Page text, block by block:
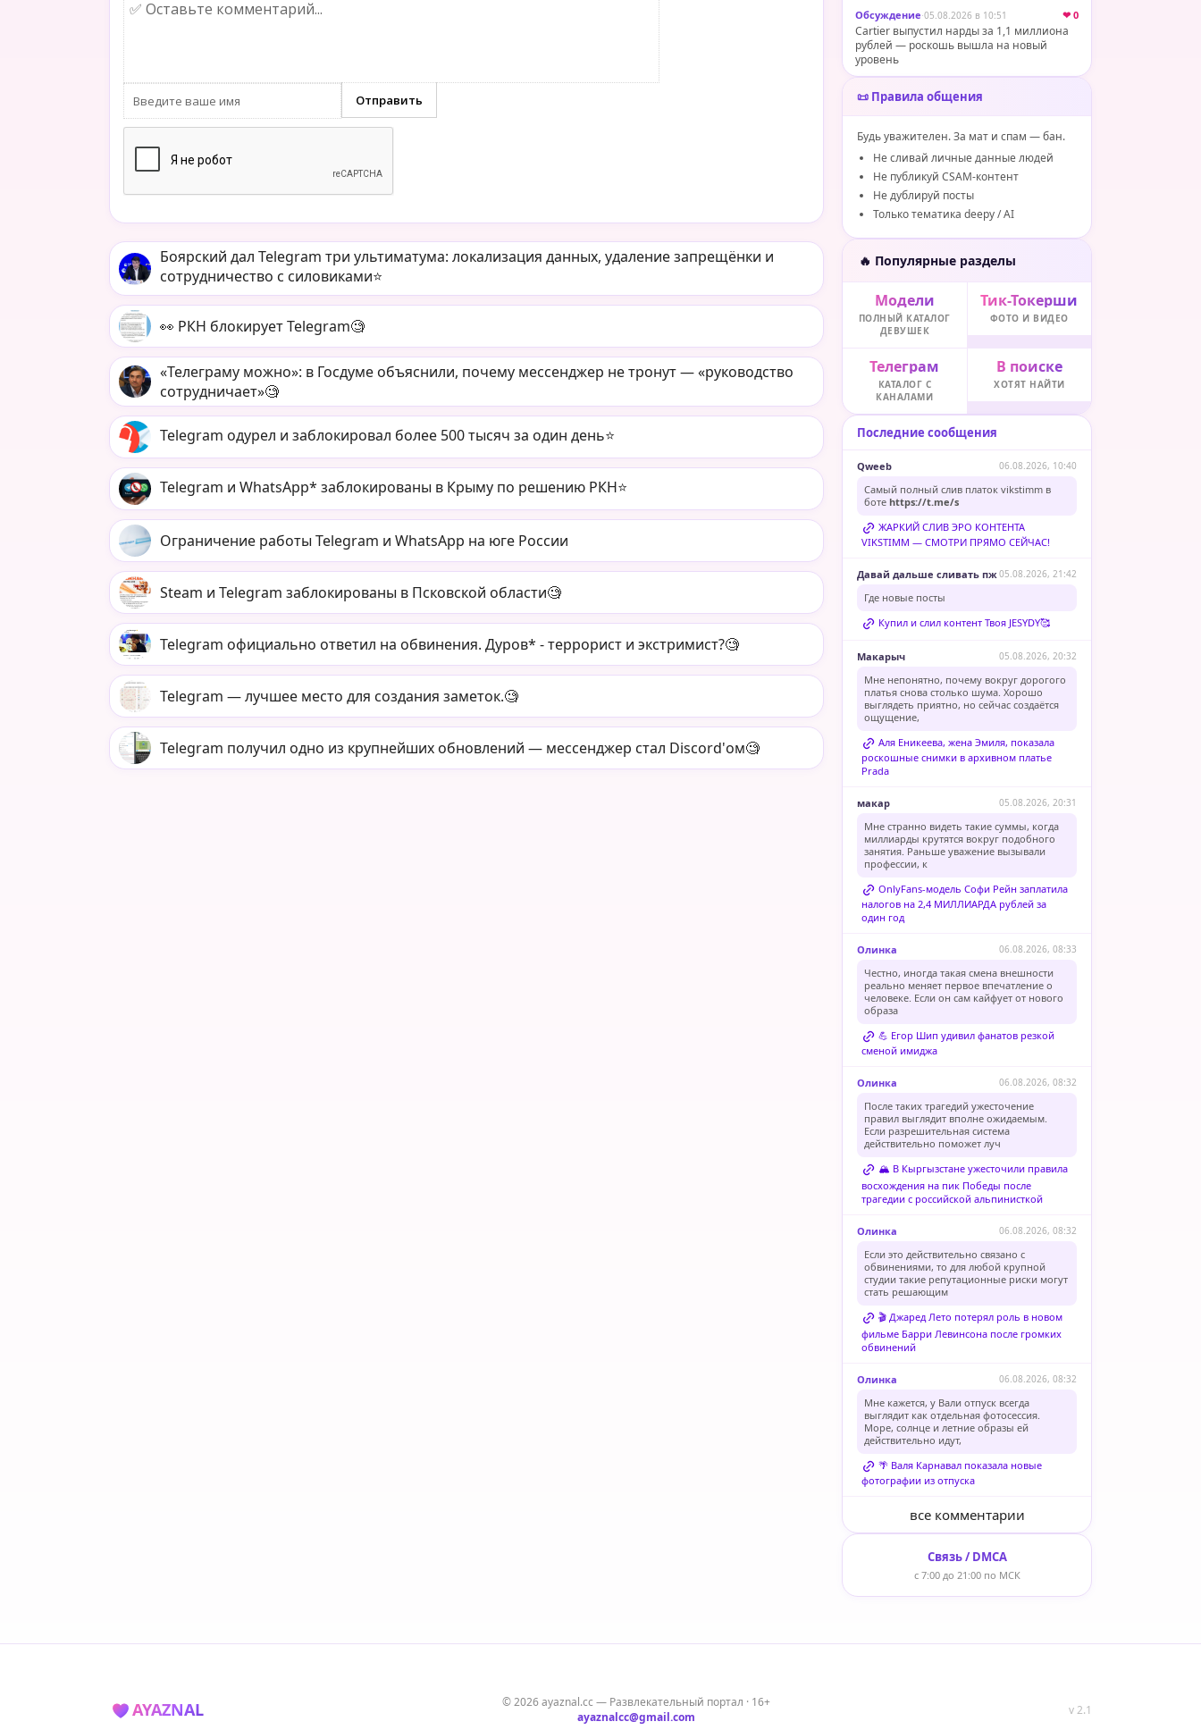
Боярский дал Telegram три ультиматума: локализация данных, удаление запрещёнки и
сотрудничество с силовиками⭐️
👀 РКН блокирует Telegram🧐
«Телеграму можно»: в Госдуме объяснили, почему мессенджер не тронут — «руководство
сотрудничает»🧐
Telegram одурел и заблокировал более 500 тысяч за один день⭐️
Telegram и WhatsApp* заблокированы в Крыму по решению РКН⭐️
Ограничение работы Telegram и WhatsApp на юге России
Steam и Telegram заблокированы в Псковской области🧐
Telegram официально ответил на обвинения. Дуров* - террорист и экстримист?🧐
Telegram — лучшее место для создания заметок.🧐
Telegram получил одно из крупнейших обновлений — мессенджер стал Discord'ом🧐
Обсуждение·05.08.2026 в 10:51 ❤ 0
Cartier выпустил нарды за 1,1 миллиона
рублей — роскошь вышла на новый
уровень
📜 Правила общения
Будь уважителен. За мат и спам — бан.
Не сливай личные данные людей
Не публикуй CSAM-контент
Не дублируй посты
Только тематика deepy / AI
🔥 Популярные разделы
Модели
ПОЛНЫЙ КАТАЛОГ
ДЕВУШЕК
Тик-Токерши
ФОТО И ВИДЕО
Телеграм
КАТАЛОГ С
КАНАЛАМИ
В поиске
ХОТЯТ НАЙТИ
Последние сообщения
Qweeb 06.08.2026, 10:40
Самый полный слив платок vikstimm в
боте https://t.me/s
ЖАРКИЙ СЛИВ ЭРО КОНТЕНТА
VIKSTIMM — СМОТРИ ПРЯМО СЕЙЧАС!
Давай дальше сливать пж05.08.2026, 21:42
Где новые посты
Купил и слил контент Твоя JESYDY🥰
Макарыч 05.08.2026, 20:32
Мне непонятно, почему вокруг дорогого
платья снова столько шума. Хорошо
выглядеть приятно, но сейчас создаётся
ощущение,
Аля Еникеева, жена Эмиля, показала
роскошные снимки в архивном платье
Prada
макар 05.08.2026, 20:31
Мне странно видеть такие суммы, когда
миллиарды крутятся вокруг подобного
занятия. Раньше уважение вызывали
профессии, к
OnlyFans-модель Софи Рейн заплатила
налогов на 2,4 МИЛЛИАРДА рублей за
один год
Олинка 06.08.2026, 08:33
Честно, иногда такая смена внешности
реально меняет первое впечатление о
человеке. Если он сам кайфует от нового
образа
💪 Егор Шип удивил фанатов резкой
сменой имиджа
Олинка 06.08.2026, 08:32
После таких трагедий ужесточение
правил выглядит вполне ожидаемым.
Если разрешительная система
действительно поможет луч
🏔️ В Кыргызстане ужесточили правила
восхождения на пик Победы после
трагедии с российской альпинисткой
Олинка 06.08.2026, 08:32
Если это действительно связано с
обвинениями, то для любой крупной
студии такие репутационные риски могут
стать решающим
🎬 Джаред Лето потерял роль в новом
фильме Барри Левинсона после громких
обвинений
Олинка 06.08.2026, 08:32
Мне кажется, у Вали отпуск всегда
выглядит как отдельная фотосессия.
Море, солнце и летние образы ей
действительно идут,
🌴 Валя Карнавал показала новые
фотографии из отпуска
все комментарии
Связь / DMCA
с 7:00 до 21:00 по МСК
AYAZNAL
© 2026 ayaznal.cc — Развлекательный портал · 16+
ayaznalcc@gmail.com
v 2.1